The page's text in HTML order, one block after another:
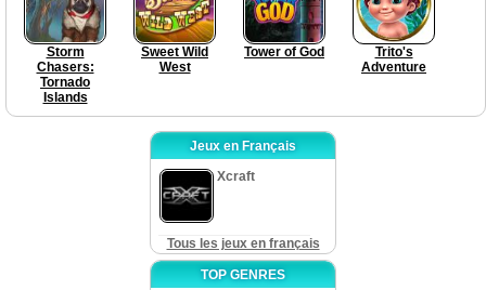
Storm
Chasers:
Tornado
Islands
Sweet Wild
West
Tower of God
Trito's
Adventure
Jeux en Français
Xcraft
Tous les jeux en français
TOP GENRES